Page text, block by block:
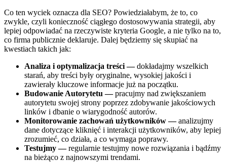
Co ten wyciek oznacza dla SEO? Powiedziałabym, że to, co
zwykle, czyli konieczność ciągłego dostosowywania strategii, aby
lepiej odpowiadać na rzeczywiste kryteria Google, a nie tylko na to,
co firma publicznie deklaruje. Dalej będziemy się skupiać na
kwestiach takich jak:
Analiza i optymalizacja treści —dokładajmy wszelkich
starań, aby treści były oryginalne, wysokiej jakości i
zawierały kluczowe informacje już na początku.
Budowanie Autorytetu —pracujmy nad zwiększaniem
autorytetu swojej strony poprzez zdobywanie jakościowych
linków i dbanie o wiarygodność autorów.
Monitorowanie zachowań użytkowników —analizujmy
dane dotyczące kliknięć i interakcji użytkowników, aby lepiej
zrozumieć, co działa, a co wymaga poprawy.
Testujmy —regularnie testujmy nowe rozwiązania i bądźmy
na bieżąco z najnowszymi trendami.